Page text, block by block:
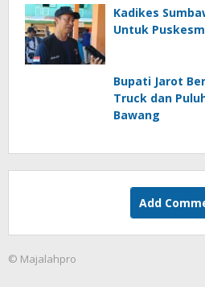
Kadikes
Untuk
Bupati Jarot
Truck dan
Bawang
Add
© Majalahpro